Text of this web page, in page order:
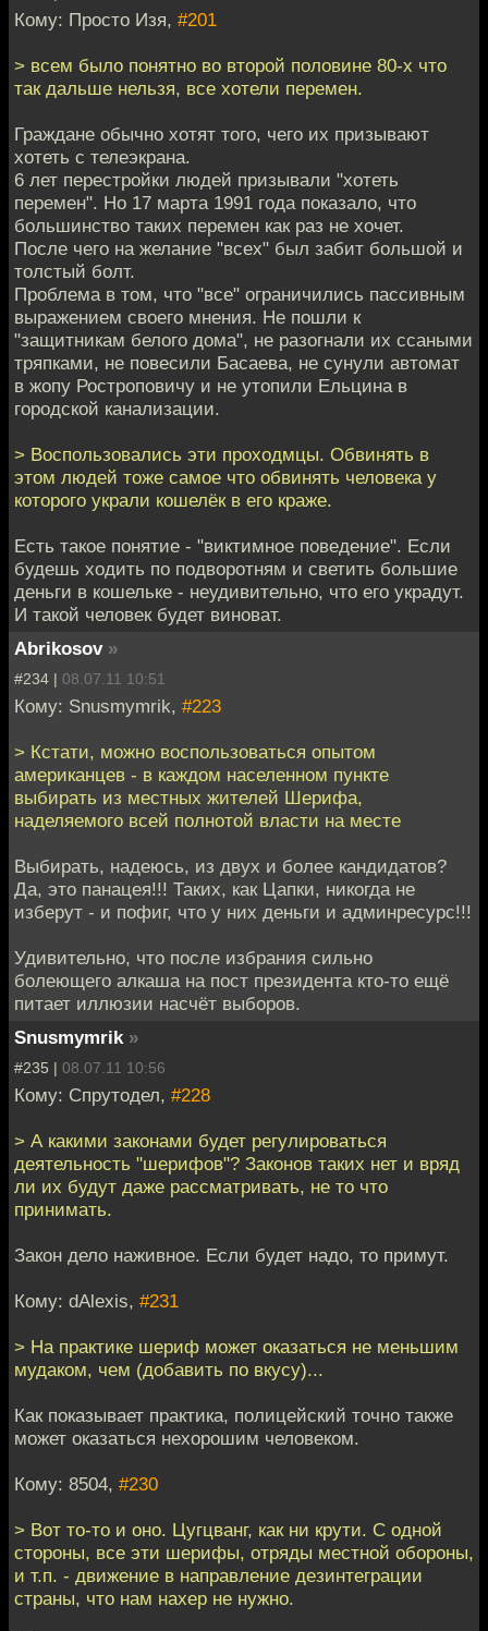
Кому: Просто Изя, #201
> всем было понятно во второй половине 80-х что
так дальше нельзя, все хотели перемен.
Граждане обычно хотят того, чего их призывают
хотеть с телеэкрана.
6 лет перестройки людей призывали "хотеть
перемен". Но 17 марта 1991 года показало, что
большинство таких перемен как раз не хочет.
После чего на желание "всех" был забит большой и
толстый болт.
Проблема в том, что "все" ограничились пассивным
выражением своего мнения. Не пошли к
"защитникам белого дома", не разогнали их ссаными
тряпками, не повесили Басаева, не сунули автомат
в жопу Ростроповичу и не утопили Ельцина в
городской канализации.
> Воспользовались эти проходмцы. Обвинять в
этом людей тоже самое что обвинять человека у
которого украли кошелёк в его краже.
Есть такое понятие - "виктимное поведение". Если
будешь ходить по подворотням и светить большие
деньги в кошельке - неудивительно, что его украдут.
И такой человек будет виноват.
Abrikosov »
#234 | 08.07.11 10:51
Кому: Snusmymrik, #223
> Кстати, можно воспользоваться опытом
американцев - в каждом населенном пункте
выбирать из местных жителей Шерифа,
наделяемого всей полнотой власти на месте
Выбирать, надеюсь, из двух и более кандидатов?
Да, это панацея!!! Таких, как Цапки, никогда не
изберут - и пофиг, что у них деньги и админресурс!!!
Удивительно, что после избрания сильно
болеющего алкаша на пост президента кто-то ещё
питает иллюзии насчёт выборов.
Snusmymrik »
#235 | 08.07.11 10:56
Кому: Спрутодел, #228
> А какими законами будет регулироваться
деятельность "шерифов"? Законов таких нет и вряд
ли их будут даже рассматривать, не то что
принимать.
Закон дело наживное. Если будет надо, то примут.
Кому: dAlexis, #231
> На практике шериф может оказаться не меньшим
мудаком, чем (добавить по вкусу)...
Как показывает практика, полицейский точно также
может оказаться нехорошим человеком.
Кому: 8504, #230
> Вот то-то и оно. Цугцванг, как ни крути. С одной
стороны, все эти шерифы, отряды местной обороны,
и т.п. - движение в направление дезинтеграции
страны, что нам нахер не нужно.